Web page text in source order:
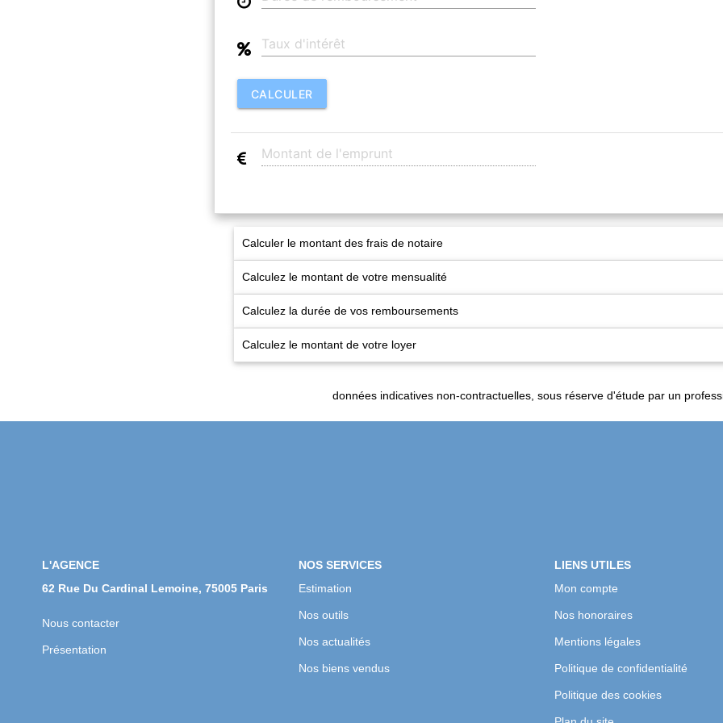
CALCULER
Calculer le montant des frais de notaire
Calculez le montant de votre mensualité
Calculez la durée de vos remboursements
Calculez le montant de votre loyer
données indicatives non-contractuelles, sous réserve d'étude par un
L'AGENCE
62 Rue Du Cardinal Lemoine, 75005 Paris
Nous contacter
Présentation
NOS SERVICES
Estimation
Nos outils
Nos actualités
Nos biens vendus
LIENS UTILES
Mon compte
Nos honoraires
Mentions légales
Politique de confidentialité
Politique des cookies